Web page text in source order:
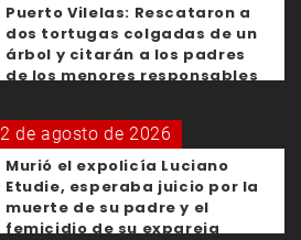
Puerto Vilelas: Rescataron a
dos tortugas colgadas de un
árbol y citarán a los padres
de los menores responsables
2 de agosto de 2026
Murió el expolicía Luciano
Etudie, esperaba juicio por la
muerte de su padre y el
femicidio de su expareja